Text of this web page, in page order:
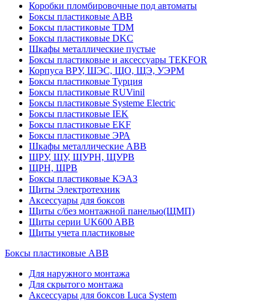
Коробки пломбировочные под автоматы
Боксы пластиковые ABB
Боксы пластиковые TDM
Боксы пластиковые DKC
Шкафы металлические пустые
Боксы пластиковые и аксессуары TEKFOR
Корпуса ВРУ, ШЭС, ЩО, ЩЭ, УЭРМ
Боксы пластиковые Турция
Боксы пластиковые RUVinil
Боксы пластиковые Systeme Electric
Боксы пластиковые IEK
Боксы пластиковые EKF
Боксы пластиковые ЭРА
Шкафы металлические ABB
ЩРУ, ЩУ, ЩУРН, ЩУРВ
ЩРН, ЩРВ
Боксы пластиковые КЭАЗ
Щиты Электротехник
Аксессуары для боксов
Щиты с/без монтажной панелью(ЩМП)
Щиты серии UK600 ABB
Щиты учета пластиковые
Боксы пластиковые ABB
Для наружного монтажа
Для скрытого монтажа
Аксессуары для боксов Luca System